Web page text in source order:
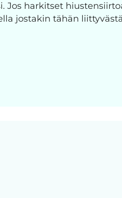
Jos harkitset
jostakin tähän